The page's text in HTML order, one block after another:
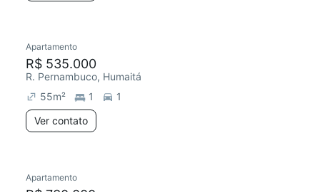
Apartamento
R$ 535.000
R. Pernambuco, Humaitá
55m² 1
1
Ver contato
Apartamento